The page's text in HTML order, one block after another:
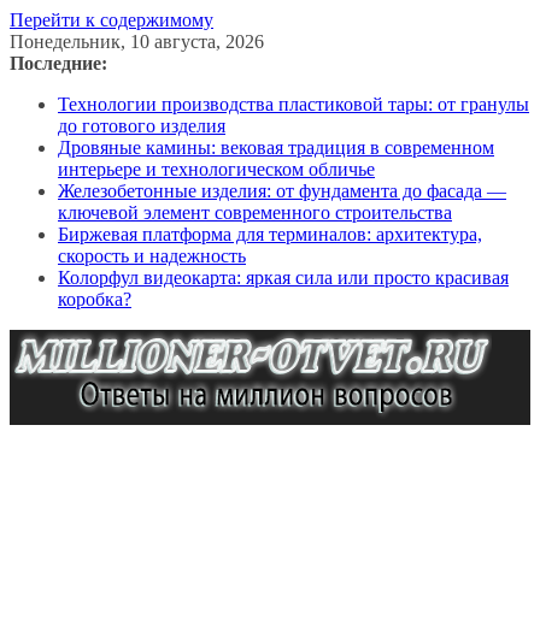
Перейти к содержимому
Понедельник, 10 августа, 2026
Последние:
Технологии производства пластиковой тары: от гранулы
до готового изделия
Дровяные камины: вековая традиция в современном
интерьере и технологическом обличье
Железобетонные изделия: от фундамента до фасада —
ключевой элемент современного строительства
Биржевая платформа для терминалов: архитектура,
скорость и надежность
Колорфул видеокарта: яркая сила или просто красивая
коробка?